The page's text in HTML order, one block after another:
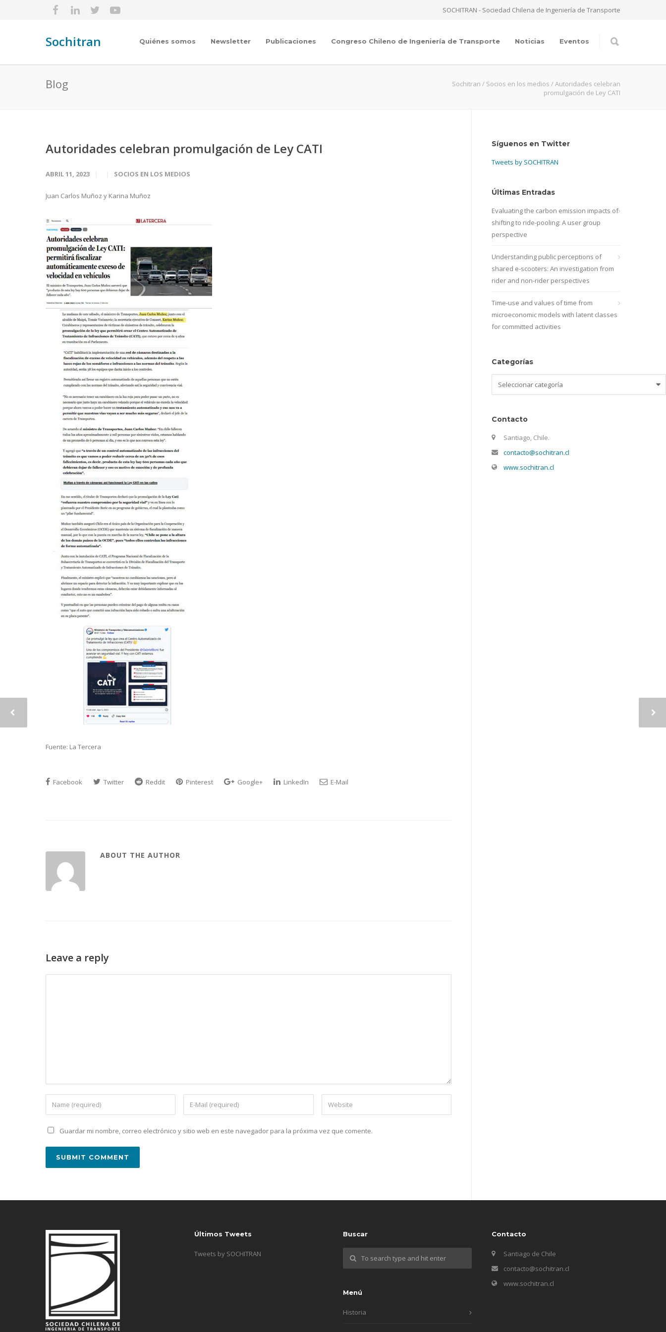
SOCHITRAN - Sociedad Chilena de Ingeniería de Transporte
Sochitran Quiénes somos Newsletter Publicaciones Congreso Chileno de Ingeniería de Transporte Noticias Eventos
Blog Sochitran / Socios en los medios /Autoridades celebran
promulgación de Ley CATI
Autoridades celebran promulgación de Ley CATI
ABRIL 11, 2023 SOCIOS EN LOS MEDIOS
Juan Carlos Muñoz y Karina Muñoz
Fuente: La Tercera
Facebook Twitter Reddit Pinterest Google+ LinkedIn E-Mail
ABOUT THE AUTHOR
Leave a reply
Guardar mi nombre, correo electrónico y sitio web en este navegador para la próxima vez que comente.
Síguenos en Twitter
Tweets by SOCHITRAN
Últimas Entradas
Evaluating the carbon emission impacts of
shifting to ride-pooling: A user group
perspective
Understanding public perceptions of
shared e-scooters: An investigation from
rider and non-rider perspectives
Time-use and values of time from
microeconomic models with latent classes
for committed activities
Categorías
Contacto
Santiago, Chile.
contacto@sochitran.cl
www.sochitran.cl
Últimos Tweets
Tweets by SOCHITRAN
Buscar
Menú
Historia
Contacto
Santiago de Chile
contacto@sochitran.cl
www.sochitran.cl